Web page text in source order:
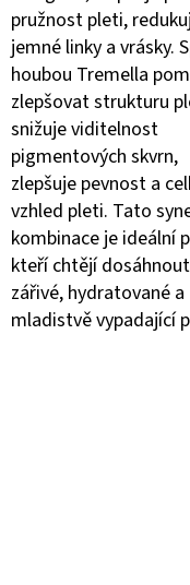
pružnost pleti,
jemné linky a vrásky.
houbou Tremella
zlepšovat strukturu
snižuje viditelnost
pigmentových skvrn,
zlepšuje pevnost a
vzhled pleti. Tato
kombinace je ideální
kteří chtějí dosáhnout
zářivé, hydratované a
mladistvě vypadající